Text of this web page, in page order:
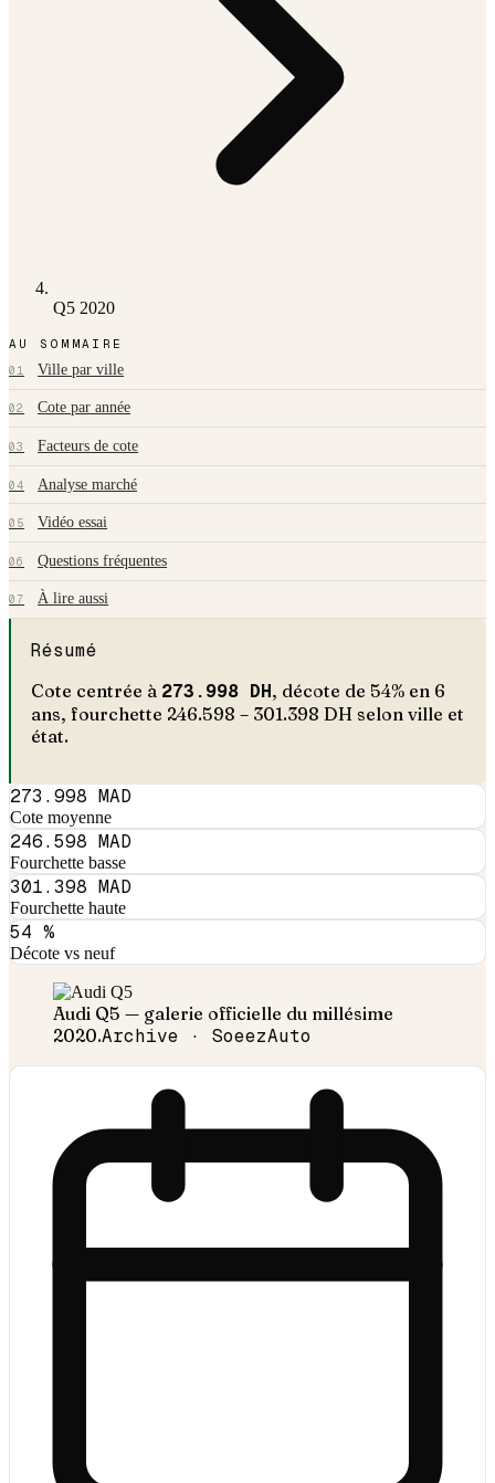
Q5 2020
AU SOMMAIRE
01 Ville par ville
02 Cote par année
03 Facteurs de cote
04 Analyse marché
05 Vidéo essai
06 Questions fréquentes
07 À lire aussi
Résumé
Cote centrée à 273.998DH, décote de 54% en 6
ans, fourchette 246.598 – 301.398 DH selon ville et
état.
273.998 MAD
Cote moyenne
246.598 MAD
Fourchette basse
301.398 MAD
Fourchette haute
54 %
Décote vs neuf
Audi Q5 — galerie officielle du millésime
2020.Archive · SoeezAuto